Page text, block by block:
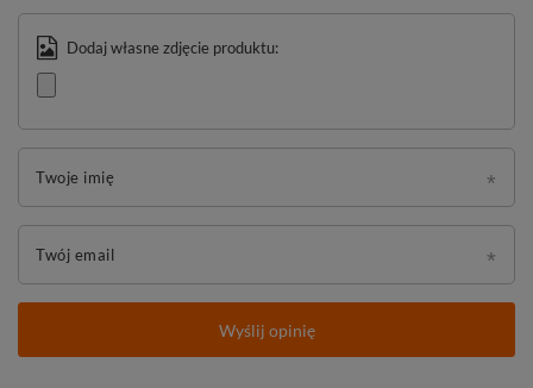
Dodaj własne zdjęcie produktu:
Twoje imię
Twój email
Wyślij opinię